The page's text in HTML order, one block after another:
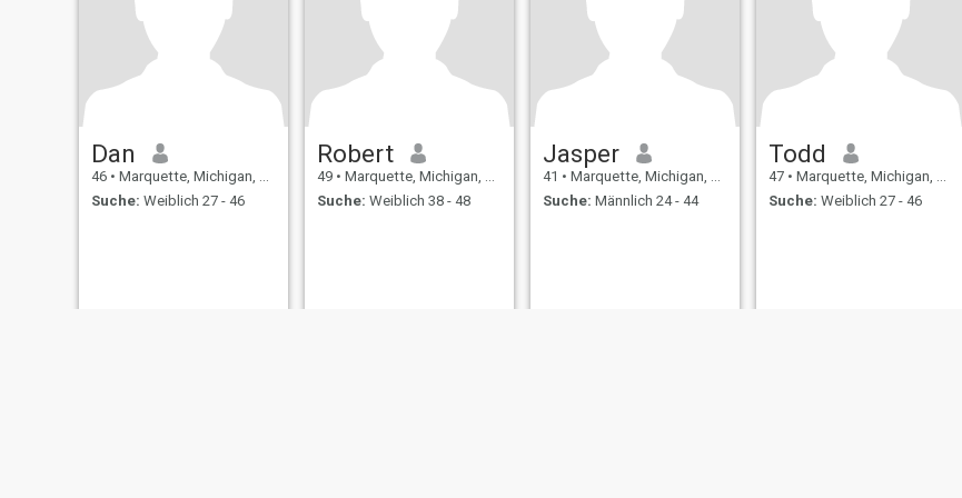
Dan
46 • Marquette, Michigan, USA
Suche: Weiblich 27 - 46
Robert
49 • Marquette, Michigan, USA
Suche: Weiblich 38 - 48
Jasper
41 • Marquette, Michigan, USA
Suche: Männlich 24 - 44
Todd
47 • Marquette, Michigan, USA
Suche: Weiblich 27 - 46